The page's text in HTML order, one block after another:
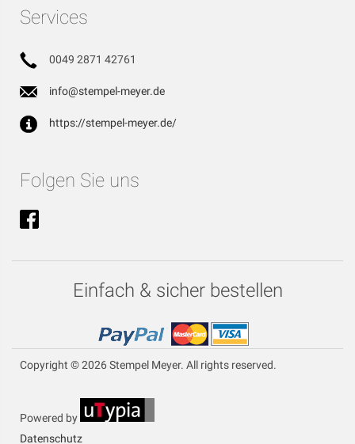
Services
0049 2871 42761
info@stempel-meyer.de
https://stempel-meyer.de/
Folgen Sie uns
Einfach & sicher bestellen
Copyright © 2026 Stempel Meyer. All rights reserved.
Powered by
Datenschutz